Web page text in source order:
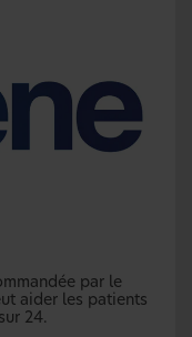
par le
aider les patients
24.